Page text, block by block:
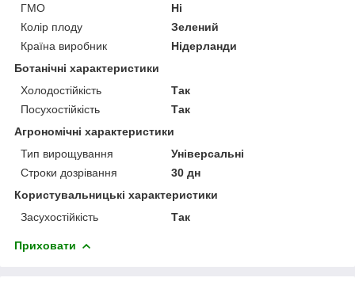
ГМО
Ні
Колір плоду
Зелений
Країна виробник
Нідерланди
Ботанічні характеристики
Холодостійкість
Так
Посухостійкість
Так
Агрономічні характеристики
Тип вирощування
Універсальні
Строки дозрівання
30 дн
Користувальницькі характеристики
Засухостійкість
Так
Приховати